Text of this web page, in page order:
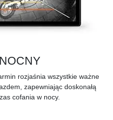
rozjaśnia wszystkie ważne
zapewniając doskonałą
cofania w nocy.